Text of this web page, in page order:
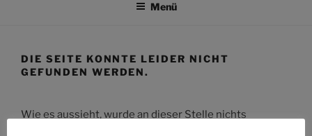
Menü
DIE SEITE KONNTE LEIDER NICHT
GEFUNDEN WERDEN.
Wie es aussieht, wurde an dieser Stelle nichts